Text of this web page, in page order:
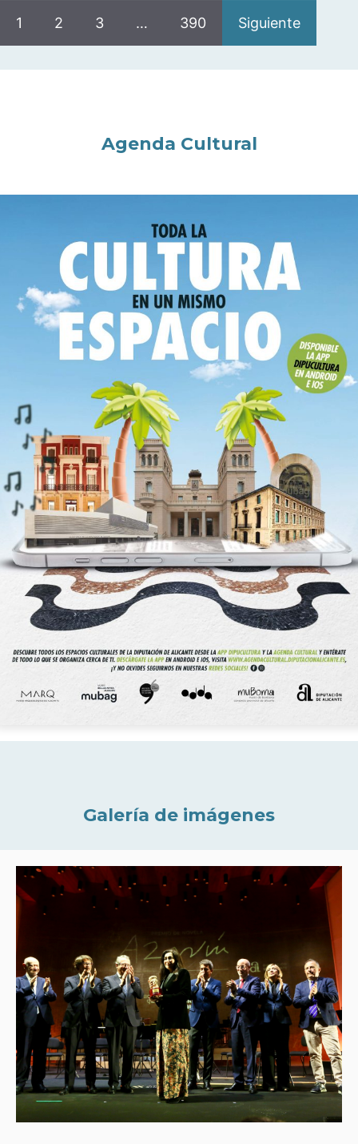
1 2 3 … 390 Siguiente
Agenda Cultural
Galería de imágenes